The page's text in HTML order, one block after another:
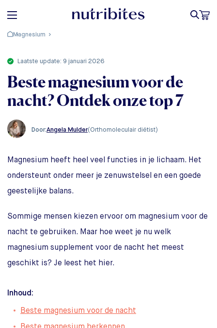
Magnesium
laatste update: 9 januari 2026
Beste magnesium voor de
nacht? Ontdek onze top 7
Door:Angela Mulder(Orthomoleculair diëtist)
Magnesium heeft heel veel functies in je lichaam. Het
ondersteunt onder meer je zenuwstelsel en een goede
geestelijke balans.
Sommige mensen kiezen ervoor om magnesium voor de
nacht te gebruiken. Maar hoe weet je nu welk
magnesium supplement voor de nacht het meest
geschikt is? Je leest het hier.
Inhoud:
Beste magnesium voor de nacht